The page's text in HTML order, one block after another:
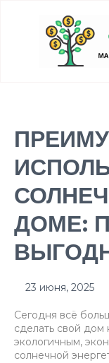
ДОМЕ:
23 июня, 2025
Сегодня всё
сделать свой
экологичным,
солнечной